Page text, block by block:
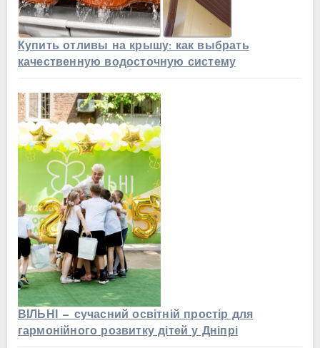
Купить отливы на крышу: как выбрать
качественную водосточную систему
ВІЛЬНІ — сучасний освітній простір для
гармонійного розвитку дітей у Дніпрі